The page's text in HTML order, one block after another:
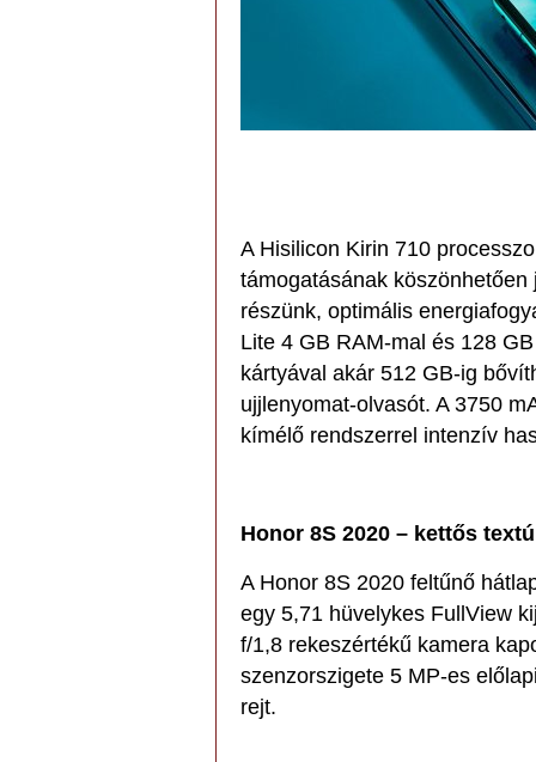
A Hisilicon Kirin 710
támogatásának
részünk, optimális
Lite 4 GB RAM-mal és 128
kártyával akár 512 GB-ig
ujjlenyomat-olvasót. A 3750
kímélő rendszerrel intenzív
Honor 8S 2020 – kettős
A Honor 8S 2020 feltűnő
egy 5,71 hüvelykes FullView
f/1,8 rekeszértékű kamera
szenzorszigete 5 MP-es
rejt.